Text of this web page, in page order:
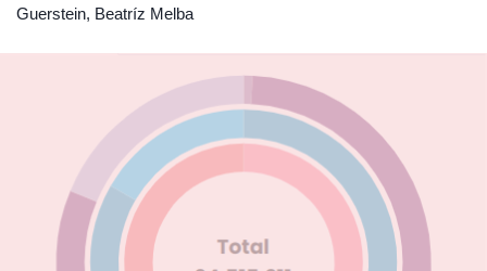
Guerstein, Beatríz Melba